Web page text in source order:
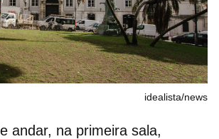
idealista/news
andar, na primeira sala,